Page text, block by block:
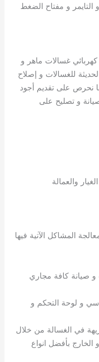
التايمر و مفتاح الضغط
غسالات ماهر و
للغسالات و إصلاح
نحرص على تقديم أجود
و تصليح على
المشاكل الآتية فيها
صيانة كافة مجاري
و لوحة التحكم و
في الغسالة من خلال
الخارج بأفضل انواع